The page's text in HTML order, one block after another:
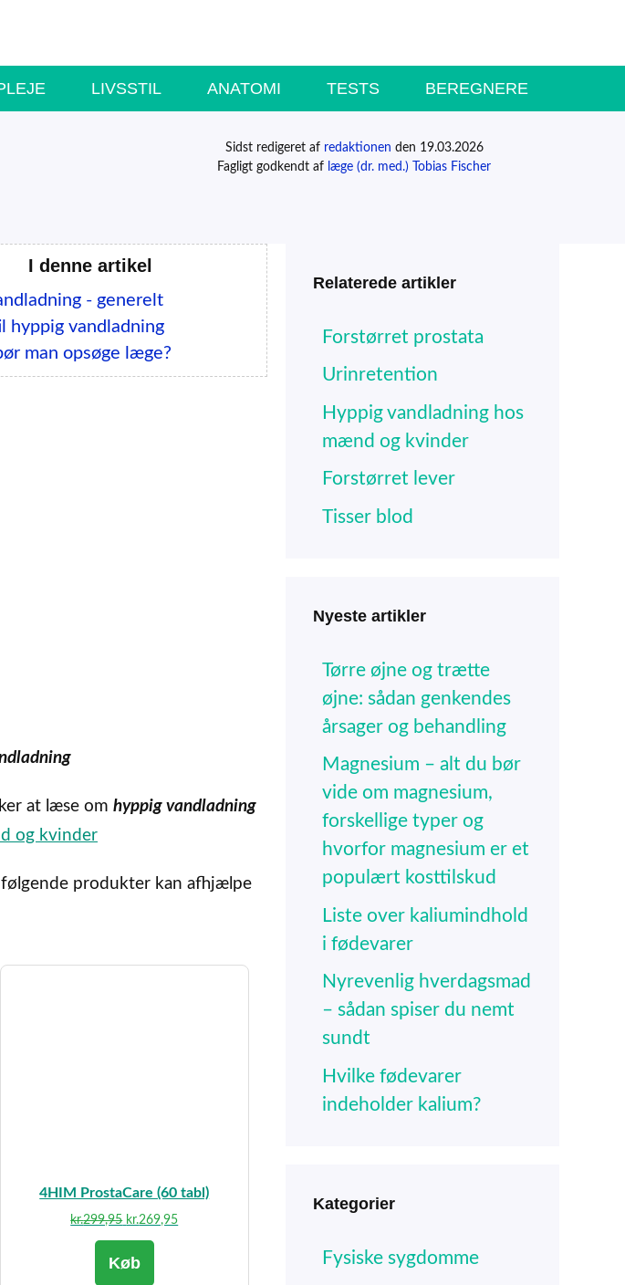
LIVSSTIL ANATOMI TESTS BEREGNERE
Sidst redigeret af redaktionen den 19.03.2026
Fagligt godkendt af læge (dr. med.) Tobias Fischer
I denne artikel
- generelt
hyppig vandladning
man opsøge læge?
at læse om hyppig vandladning
og kvinder
produkter kan afhjælpe
4HIM ProstaCare (60 tabl)
kr.299,95 Den
oprindelige
pris
kr.269,95Den
Køb
Relaterede artikler
Forstørret prostata
Urinretention
Hyppig vandladning hos
mænd og kvinder
Forstørret lever
Tisser blod
Nyeste artikler
Tørre øjne og trætte
øjne: sådan genkendes
årsager og behandling
Magnesium – alt du bør
vide om magnesium,
forskellige typer og
hvorfor magnesium er et
populært kosttilskud
Liste over kaliumindhold
i fødevarer
Nyrevenlig hverdagsmad
– sådan spiser du nemt
sundt
Hvilke fødevarer
indeholder kalium?
Kategorier
Fysiske sygdomme